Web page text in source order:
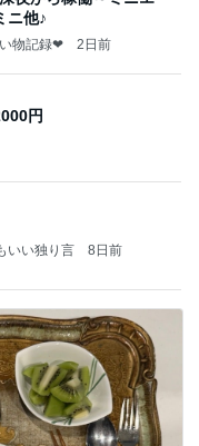
ニ他♪
物記録❤ 2日前
円
いい独り言 8日前